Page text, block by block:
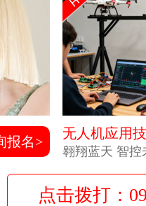
报名>
无人机应用
翱翔蓝天 智控
点击拨打：